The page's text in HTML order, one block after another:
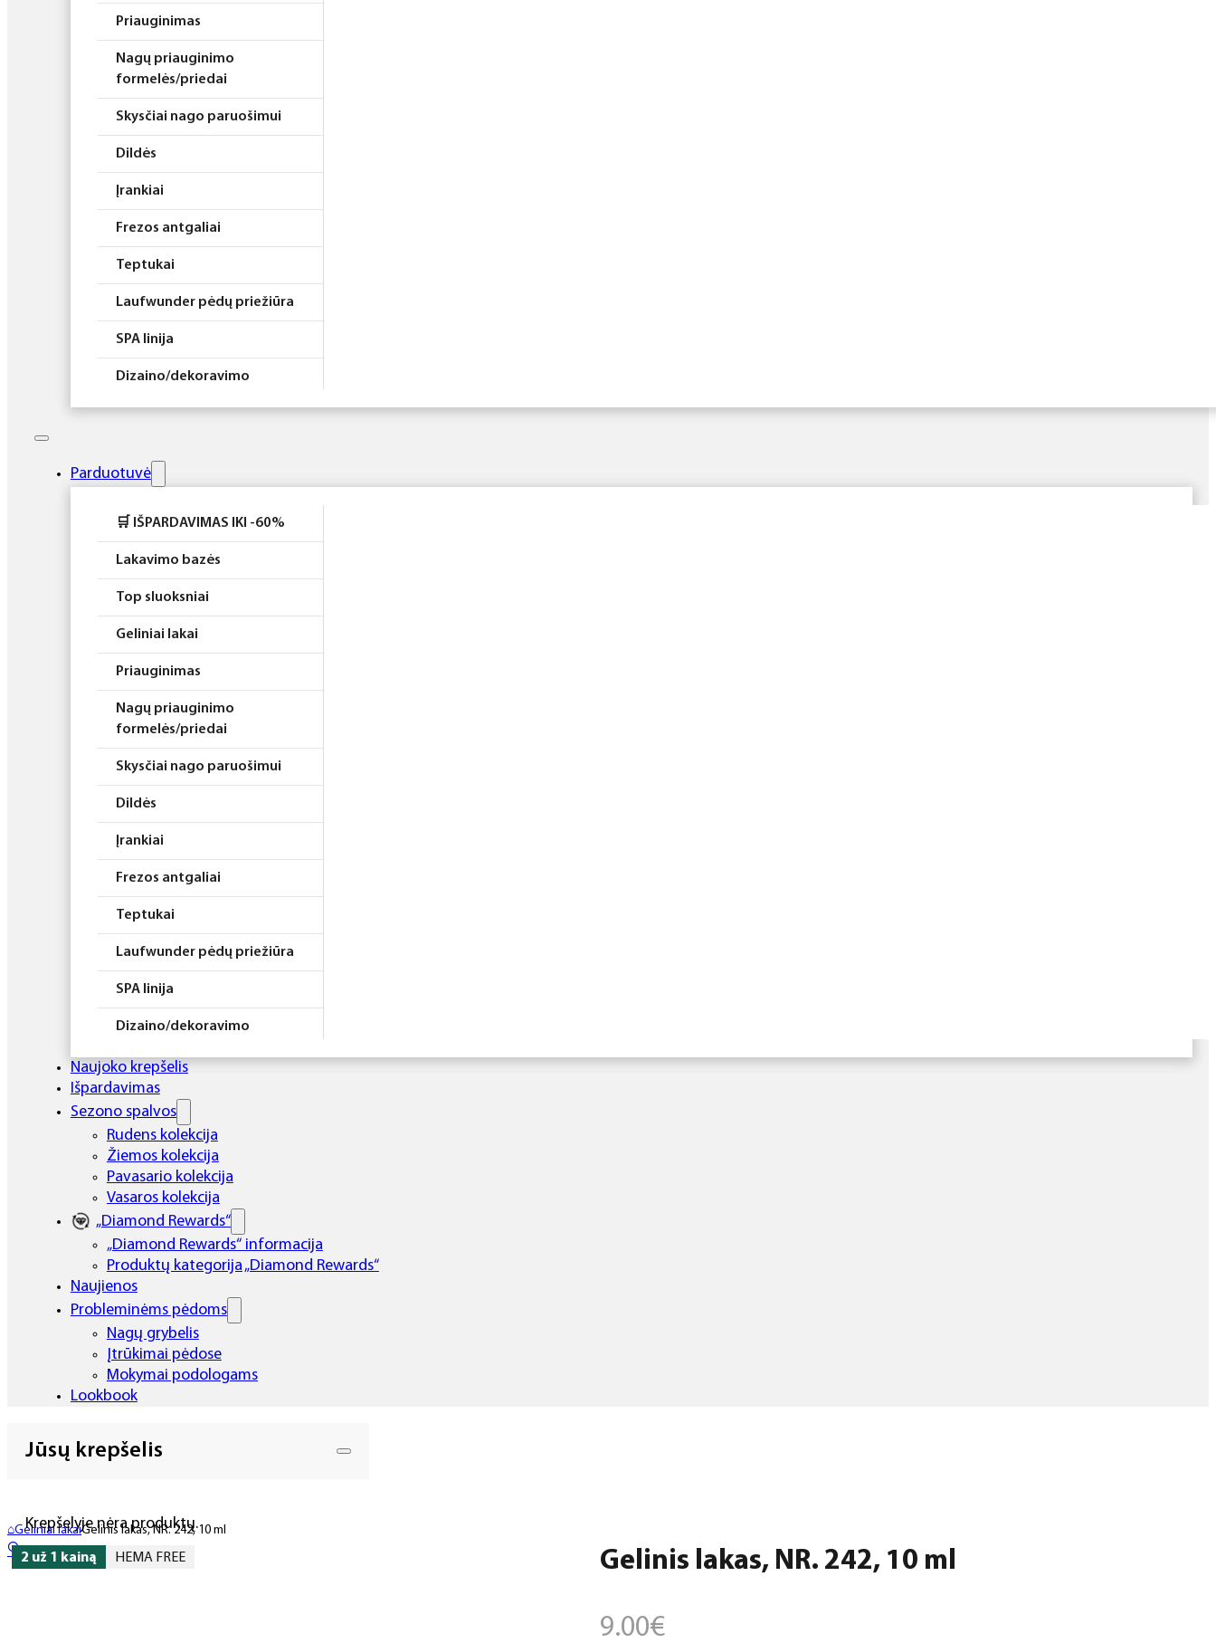
Priauginimas
Nagų priauginimo
formelės/priedai
Skysčiai nago paruošimui
Dildės
Įrankiai
Frezos antgaliai
Teptukai
Laufwunder pėdų priežiūra
SPA linija
Dizaino/dekoravimo
Higiena
Rinkiniai
Parduotuvė
🛒 IŠPARDAVIMAS IKI -60%
Lakavimo bazės
Top sluoksniai
Geliniai lakai
Priauginimas
Nagų priauginimo
formelės/priedai
Skysčiai nago paruošimui
Dildės
Įrankiai
Frezos antgaliai
Teptukai
Laufwunder pėdų priežiūra
SPA linija
Dizaino/dekoravimo
Elektros prietaisai
Higiena
Atributika
Rinkiniai
Naujoko krepšelis
Išpardavimas
Sezono spalvos
Rudens kolekcija
Žiemos kolekcija
Pavasario kolekcija
Vasaros kolekcija
„Diamond Rewards“
„Diamond Rewards“ informacija
Produktų kategorija „Diamond Rewards“
Naujienos
Probleminėms pėdoms
Nagų grybelis
Įtrūkimai pėdose
Mokymai podologams
Lookbook
Jūsų krepšelis
Krepšelyje nėra produktų.
⌂Geliniai lakaiGelinis lakas, NR. 242, 10 ml
2 už 1 kainą HEMA FREE
🔍 Gelinis lakas, NR. 242, 10 ml
9.00€